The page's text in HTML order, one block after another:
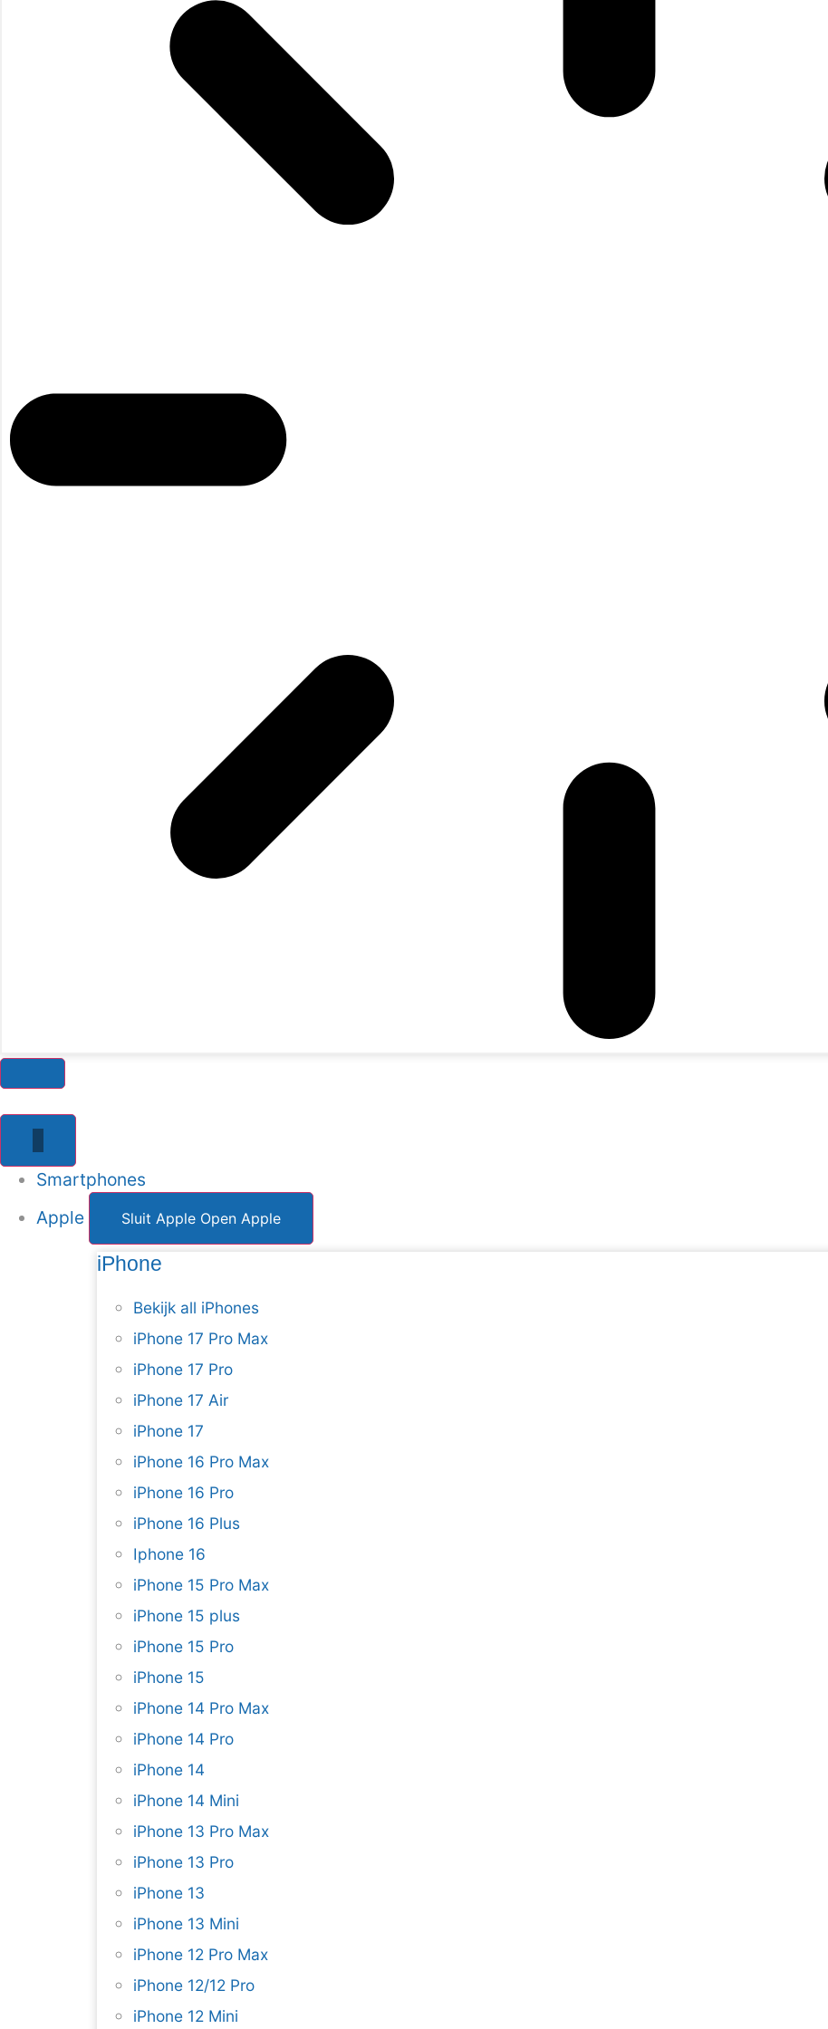
Smartphones
Apple
Sluit Apple Open Apple
iPhone
Bekijk all iPhones
iPhone 17 Pro Max
iPhone 17 Pro
iPhone 17 Air
iPhone 17
iPhone 16 Pro Max
iPhone 16 Pro
iPhone 16 Plus
Iphone 16
iPhone 15 Pro Max
iPhone 15 plus
iPhone 15 Pro
iPhone 15
iPhone 14 Pro Max
iPhone 14 Pro
iPhone 14
iPhone 14 Mini
iPhone 13 Pro Max
iPhone 13 Pro
iPhone 13
iPhone 13 Mini
iPhone 12 Pro Max
iPhone 12/12 Pro
iPhone 12 Mini